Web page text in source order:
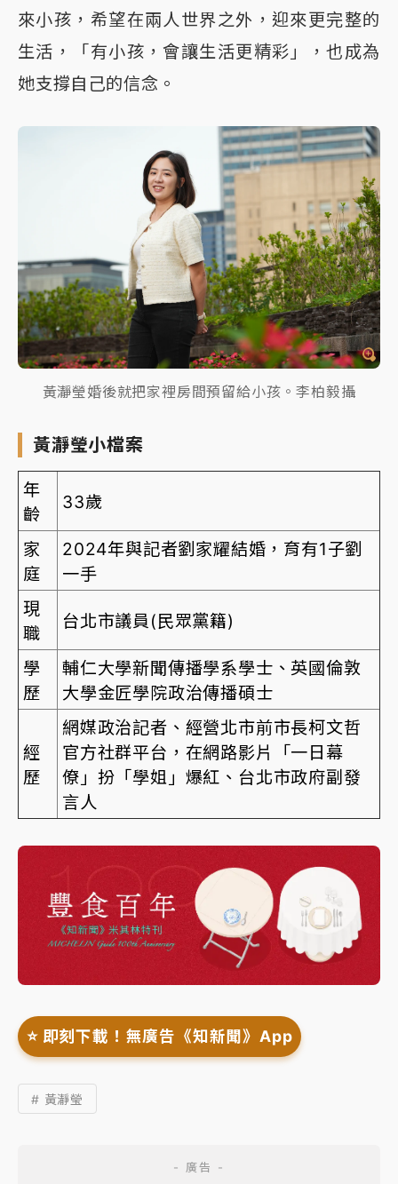
來小孩，希望在兩人世界之外，迎來更完整的
生活，「有小孩，會讓生活更精彩」，也成為
她支撐自己的信念。
黃瀞瑩婚後就把家裡房間預留給小孩。李柏毅攝
黃瀞瑩小檔案
年
齡
33歲
家
庭
2024年與記者劉家耀結婚，育有1子劉
一手
現
職
台北市議員(民眾黨籍)
學
歷
輔仁大學新聞傳播學系學士、英國倫敦
大學金匠學院政治傳播碩士
經
歷
網媒政治記者、經營北市前市長柯文哲
官方社群平台，在網路影片「一日幕
僚」扮「學姐」爆紅、台北市政府副發
言人
⭐️ 即刻下載！無廣告《知新聞》App
# 黃瀞瑩